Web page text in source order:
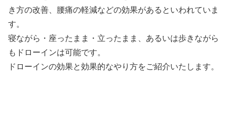
き方の改善、腰痛の軽減などの効果があるといわれていま
す。
寝ながら・座ったまま・立ったまま、あるいは歩きながら
もドローインは可能です。
ドローインの効果と効果的なやり方をご紹介いたします。